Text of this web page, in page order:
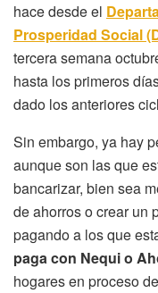
hace desde el
Prosperidad Social
tercera semana
hasta los primeros
dado los anteriores
Sin embargo, ya hay
aunque son las que
bancarizar, bien sea
de ahorros o crear un
pagando a los que
paga con Nequi o
hogares en proceso